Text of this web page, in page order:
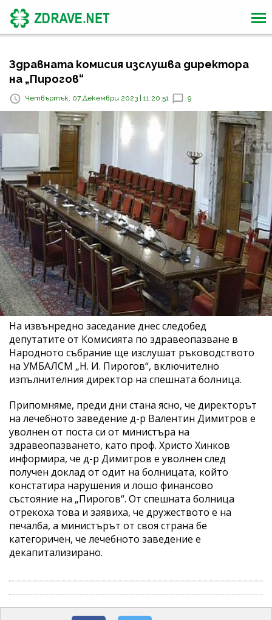
Здравната комисия изслушва директора
на „Пирогов“
Четвъртък, 07 Декември 2023 | 11:20:51 9
На извънредно заседание днес следобед
депутатите от Комисията по здравеопазване в
Народното събрание ще изслушат ръководството
на УМБАЛСМ „Н. И. Пирогов“, включително
изпълнителния директор на спешната болница.
Припомняме, преди дни стана ясно, че директорът
на лечебното заведение д-р Валентин Димитров е
уволнен от поста си от министъра на
здравеопазването, като проф. Христо Хинков
информира, че д-р Димитров е уволнен след
получен доклад от одит на болницата, който
констатира нарушения и лошо финансово
състояние на „Пирогов“. От спешната болница
отрекоха това и заявиха, че дружеството е на
печалба, а министърът от своя страна бе
категоричен, че лечебното заведение е
декапитализирано.